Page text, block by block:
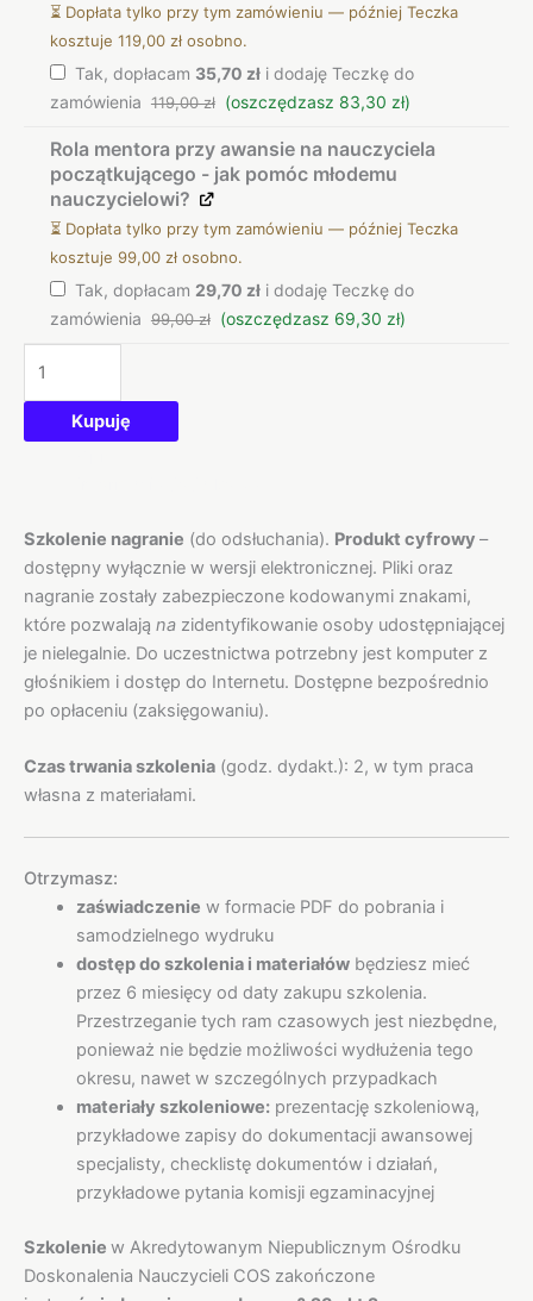
⏳ Dopłata tylko przy tym zamówieniu — później Teczka
kosztuje 119,00 zł osobno.
Tak, dopłacam 35,70 złi dodaję Teczkę do
zamówienia 119,00 zł (oszczędzasz 83,30 zł)
Rola mentora przy awansie na nauczyciela
początkującego - jak pomóc młodemu
nauczycielowi?
⏳ Dopłata tylko przy tym zamówieniu — później Teczka
kosztuje 99,00 zł osobno.
Tak, dopłacam 29,70 złi dodaję Teczkę do
zamówienia 99,00 zł (oszczędzasz 69,30 zł)
Kupuję
Szkolenie nagranie (do odsłuchania). Produkt cyfrowy –
dostępny wyłącznie w wersji elektronicznej. Pliki oraz
nagranie zostały zabezpieczone kodowanymi znakami,
które pozwalają na zidentyfikowanie osoby udostępniającej
je nielegalnie. Do uczestnictwa potrzebny jest komputer z
głośnikiem i dostęp do Internetu. Dostępne bezpośrednio
po opłaceniu (zaksięgowaniu).
Czas trwania szkolenia (godz. dydakt.): 2, w tym praca
własna z materiałami.
Otrzymasz:
zaświadczenie w formacie PDF do pobrania i
samodzielnego wydruku
dostęp do szkolenia i materiałówbędziesz mieć
przez 6 miesięcy od daty zakupu szkolenia.
Przestrzeganie tych ram czasowych jest niezbędne,
ponieważ nie będzie możliwości wydłużenia tego
okresu, nawet w szczególnych przypadkach
materiały szkoleniowe:prezentację szkoleniową,
przykładowe zapisy do dokumentacji awansowej
specjalisty, checklistę dokumentów i działań,
przykładowe pytania komisji egzaminacyjnej
Szkolenie w Akredytowanym Niepublicznym Ośrodku
Doskonalenia Nauczycieli COS zakończone